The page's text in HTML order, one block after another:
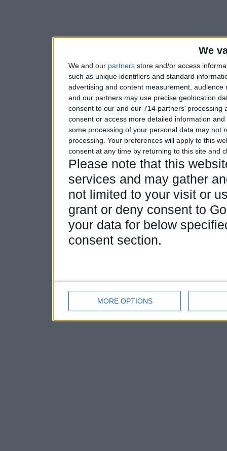
We
We and our partners store and/or access
such as unique identifiers and standard
advertising and content measurement,
and our partners may use precise geolocation
consent to our and our 714 partners’
consent or access more detailed information
some processing of your personal data may not
processing. Your preferences will apply to this
consent at any time by returning to this site and
Please note that this
services and may gather
not limited to your visit or
grant or deny consent to
your data for below
consent section.
MORE OPTIONS